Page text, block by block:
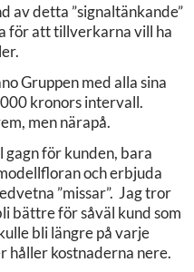
av detta ”signaltänkande”
för att tillverkarna vill ha
Gruppen med alla sina
kronors intervall.
men närapå.
gagn för kunden, bara
och erbjuda
”missar”. Jag tror
bättre för såväl kund som
bli längre på varje
håller kostnaderna nere.